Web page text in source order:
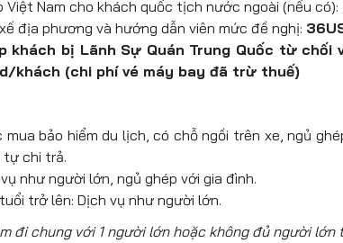
Ngọc Long, tận hưởng vẻ đẹp yên bình và thơ mộng
đoàn dùng cơm tối và tự đo tham quan
Thành cổ Lệ Giang – được UNESCO cấp chứng
nơi đây nhà nhà đều có suối chảy qua, những cây
những cây cầu nhỏ xinh xắn.
nghỉ đêm tại khách sạn Lệ Giang.
Việt Nam cho khách quốc tịch nước ngoài (nếu có):
địa phương và hướng dẫn viên mức đề nghị:
khách bị Lãnh Sự Quán Trung Quốc từ
khách (chi phí vé máy bay đã trừ thuế)
mua bảo hiểm du lịch, có chỗ ngồi trên xe, ngủ
tự chi trả.
vụ như người lớn, ngủ ghép với gia đình.
tuổi trở lên: Dịch vụ như người lớn.
đi chung với 1 người lớn hoặc không đủ người